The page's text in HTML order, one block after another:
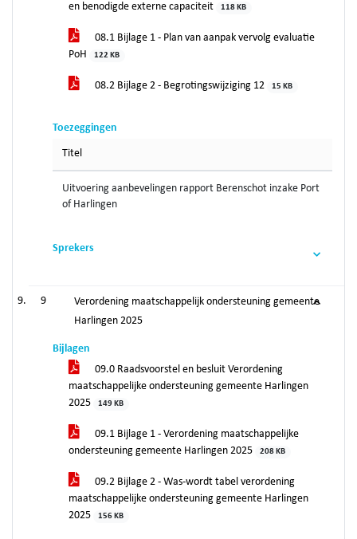
en benodigde externe capaciteit
118 KB
08.1 Bijlage 1 - Plan van aanpak vervolg evaluatie
PoH
122 KB
08.2 Bijlage 2 - Begrotingswijziging 12 15 KB
Toezeggingen
Titel
Uitvoering aanbevelingen rapport Berenschot inzake Port
of Harlingen
Sprekers
9
Verordening maatschappelijk ondersteuning gemeente
Harlingen 2025
Bijlagen
09.0 Raadsvoorstel en besluit Verordening
maatschappelijke ondersteuning gemeente Harlingen
2025
149 KB
09.1 Bijlage 1 - Verordening maatschappelijke
ondersteuning gemeente Harlingen 2025
208 KB
09.2 Bijlage 2 - Was-wordt tabel verordening
maatschappelijke ondersteuning gemeente Harlingen
2025
156 KB